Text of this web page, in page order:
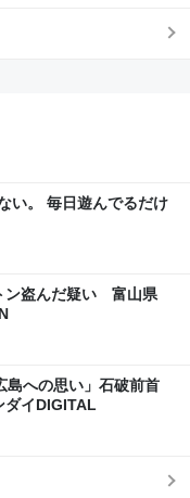
い。 毎日遊んでるだけ
ン盗んだ疑い 富山県
への思い」石破前首
ダイDIGITAL